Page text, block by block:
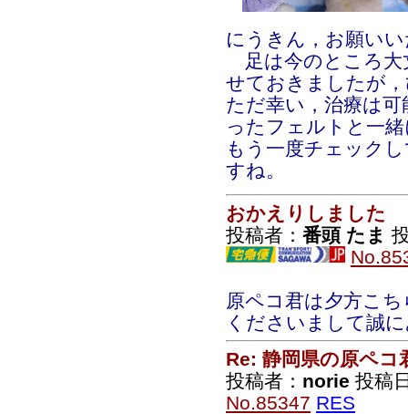
にうきん，お願い
足は今のところ大
せておきましたが
ただ幸い，治療は
ったフェルトと一
もう一度チェック
すね。
おかえりしました
投稿者： 番頭 たま
原ペコ君は夕方こ
くださいまして誠
Re: 静岡県の原ペコ
投稿者： norie 投稿
No.85347 RES